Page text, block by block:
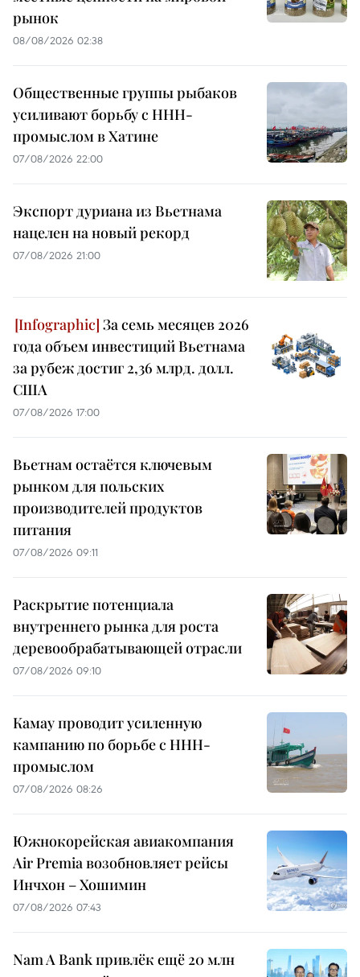
рынок
08/08/2026 02:38
Общественные группы рыбаков
усиливают борьбу с ННН-
промыслом в Хатине
07/08/2026 22:00
Экспорт дуриана из Вьетнама
нацелен на новый рекорд
07/08/2026 21:00
За семь месяцев 2026
года объем инвестиций Вьетнама
за рубеж достиг 2,36 млрд. долл.
США
07/08/2026 17:00
Вьетнам остаётся ключевым
рынком для польских
производителей продуктов
питания
07/08/2026 09:11
Раскрытие потенциала
внутреннего рынка для роста
деревообрабатывающей отрасли
07/08/2026 09:10
Камау проводит усиленную
кампанию по борьбе с ННН-
промыслом
07/08/2026 08:26
Южнокорейская авиакомпания
Air Premia возобновляет рейсы
Инчхон – Хошимин
07/08/2026 07:43
Nam A Bank привлёк ещё 20 млн